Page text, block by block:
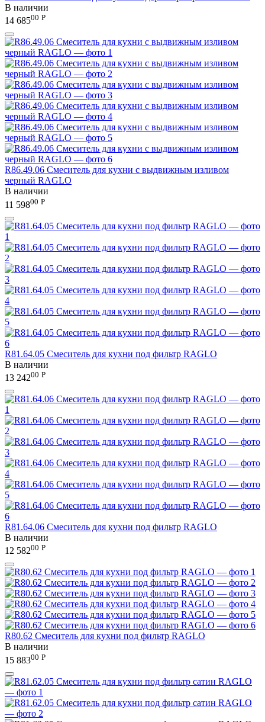
В наличии
14 68500 Р
R86.49.06 Смеситель для кухни с выдвижным изливом
черный RAGLO
В наличии
11 59800 Р
R81.64.05 Смеситель для кухни под фильтр RAGLO
В наличии
13 24200 Р
R81.64.06 Смеситель для кухни под фильтр RAGLO
В наличии
12 58200 Р
R80.62 Смеситель для кухни под фильтр RAGLO
В наличии
15 88300 Р